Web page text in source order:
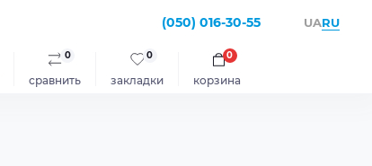
(050) 016-30-55 UARU
сравнить
0
закладки
0
корзина
0